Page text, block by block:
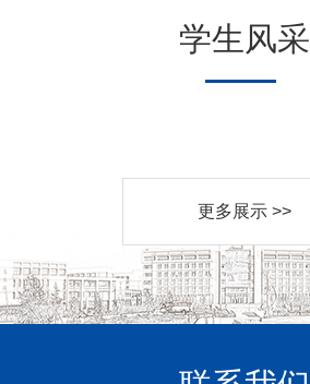
学生风采
更多展示 >>